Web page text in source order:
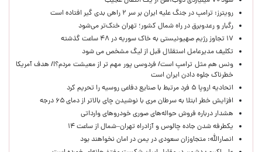
رویترز: ترامپ در جنگ علیه ایران بر سر ۲ راهی بدی گیر افتاده است
رگبار و رعدوبرق در راه شمال کشور؛ تهران خنک‌تر می‌شود
۱۷ تجاوز رژیم صهیونیستی به خاک سوریه در ۴۸ ساعت گذشته
تکلیف مدیرعامل استقلال قبل از لیگ مشخص می شود
ونس هم مثل ترامپ است/ فردوسی پور مهم تر از معیشت مردم؟!/ هدف آمریکا
خطرناک جلوه دادن ایران است
اتحادیه اروپا ۵ فرد مرتبط با صنایع دفاعی روسیه را تحریم کرد
افزایش خطر ابتلا به سرطان مری با نوشیدن چای بالاتر از دمای ۶۵ درجه
هشدار درباره فروش حواله‌های صوری خودروهای وارداتی
یکطرفه شدن جاده چالوس و آزادراه تهران–شمال از ساعت ۱۴
انصارالله: متجاوزان سعودی در یمن در امان نخواهند بود